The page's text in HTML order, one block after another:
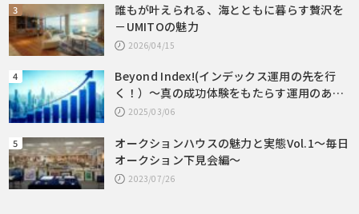
誰もが叶えられる、海とともに暮らす贅沢を
－UMITOの魅力
2026/04/15
Beyond Index!(インデックス運用の先を行
く！）～真の成功体験をもたらす運用のあり
方とは～
2025/03/06
オークションハウスの魅力と実態Vol.1～毎日
オークション下見会編～
2023/07/26